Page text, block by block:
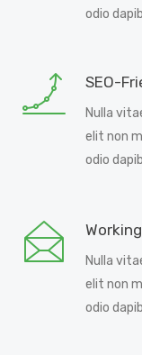
odio
SEO-
Nulla
elit non
odio
Nulla
elit non
odio